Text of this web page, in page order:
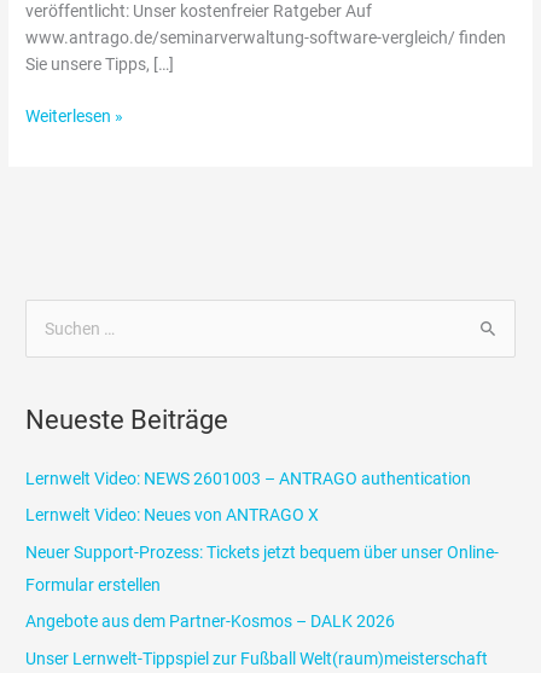
veröffentlicht: Unser kostenfreier Ratgeber Auf
www.antrago.de/seminarverwaltung-software-vergleich/ finden
Sie unsere Tipps, […]
Weiterlesen »
h
a
c
h
:
Neueste Beiträge
Lernwelt Video: NEWS 2601003 – ANTRAGO authentication
Lernwelt Video: Neues von ANTRAGO X
Neuer Support-Prozess: Tickets jetzt bequem über unser Online-
Formular erstellen
Angebote aus dem Partner-Kosmos – DALK 2026
Unser Lernwelt-Tippspiel zur Fußball Welt(raum)meisterschaft